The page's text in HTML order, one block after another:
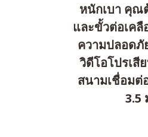
หนักเบา คุณ
และขั้วต่อเค
ความปลอดภั
วิดีโอโปรเสี
สนามเชื่อม
3.5